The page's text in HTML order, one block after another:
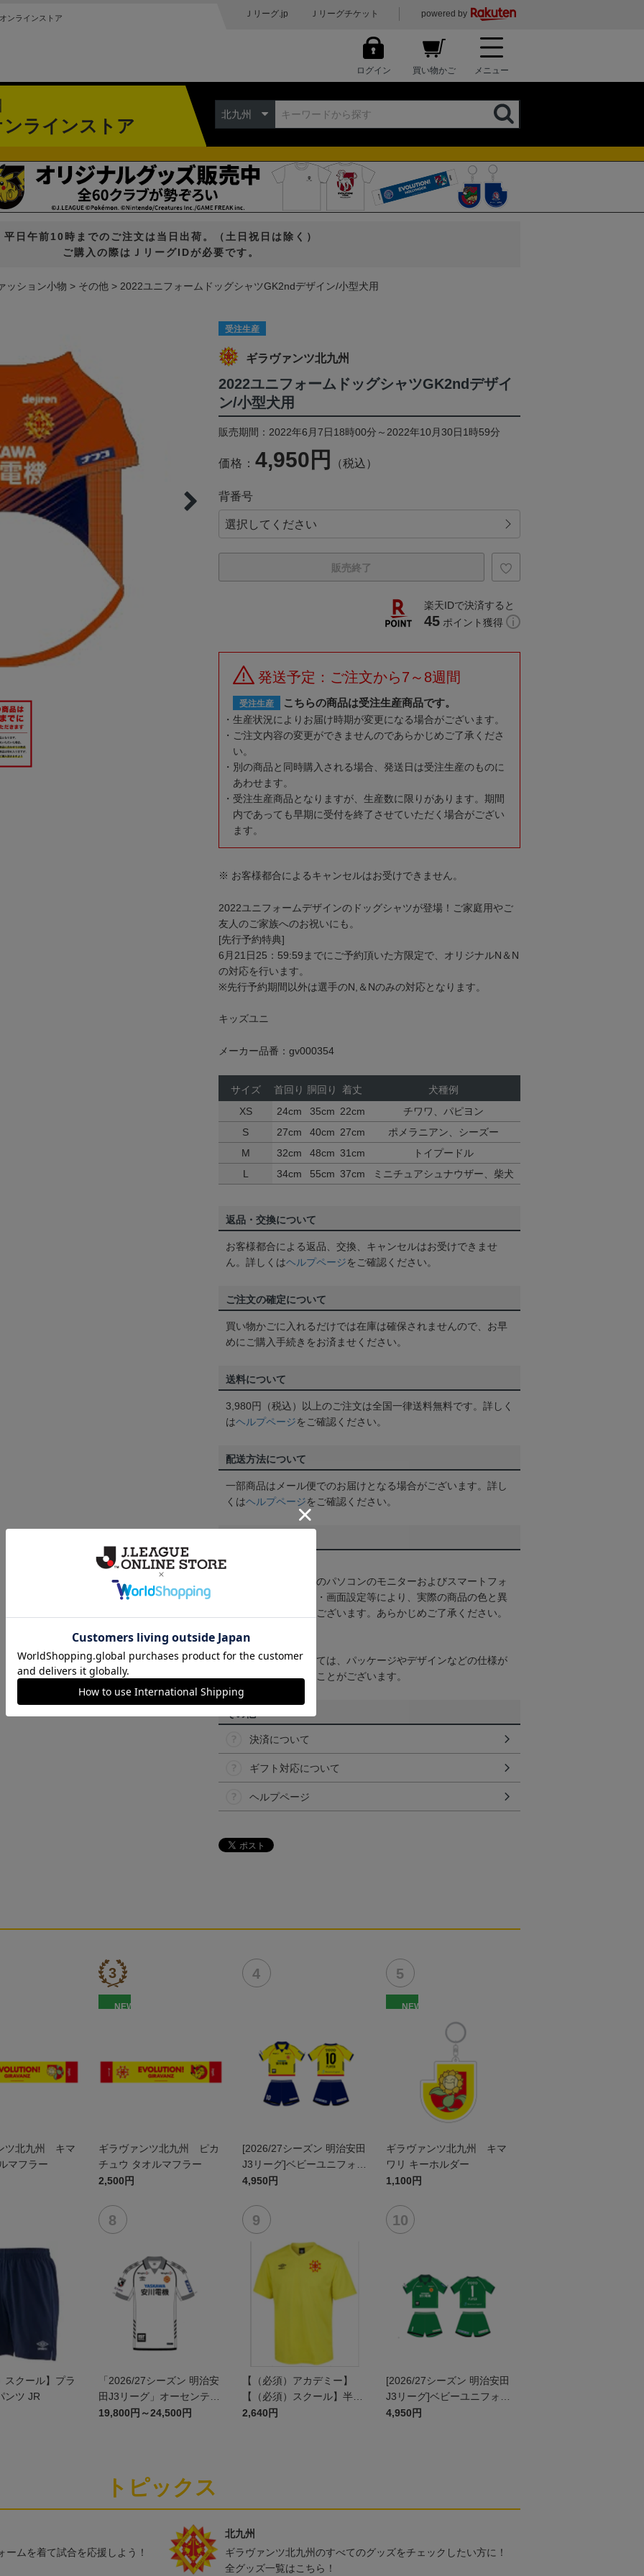
ンラインストア Ｊリーグ.jp Ｊリーグチケット powered by
ログイン 買い物かご メニュー
ラインストア
北九州
平日午前10時までのご注文は当日出荷。（土日祝日は除く）
ご購入の際はＪリーグIDが必要です。
ッション小物 その他 2022ユニフォームドッグシャツGK2ndデザイン/小型犬用
受注生産
ギラヴァンツ北九州
2022ユニフォームドッグシャツGK2ndデザイ
ン/小型犬用
販売期間：2022年6月7日18時00分～2022年10月30日1時59分
価格： 4,950円 （税込）
背番号
販売終了
楽天IDで決済すると
45 ポイント獲得
発送予定：ご注文から7～8週間
受注生産 こちらの商品は受注生産商品です。
生産状況によりお届け時期が変更になる場合がございます。
ご注文内容の変更ができませんのであらかじめご了承くださ
い。
別の商品と同時購入される場合、発送日は受注生産のものに
あわせます。
受注生産商品となりますが、生産数に限りがあります。期間
内であっても早期に受付を終了させていただく場合がござい
ます。
※ お客様都合によるキャンセルはお受けできません。
2022ユニフォームデザインのドッグシャツが登場！ご家庭用やご
友人のご家族へのお祝いにも。
[先行予約特典]
6月21日25：59:59までにご予約頂いた方限定で、オリジナルN＆N
の対応を行います。
※先行予約期間以外は選手のN,＆Nのみの対応となります。
キッズユニ
メーカー品番：gv000354
サイズ 首回り 胴回り 着丈
犬種例
XS
24cm 35cm 22cm
チワワ、パピヨン
S
27cm 40cm 27cm
ポメラニアン、シーズー
M
32cm 48cm 31cm
トイプードル
L
34cm 55cm 37cm ミニチュアシュナウザー、柴犬
返品・交換について
お客様都合による返品、交換、キャンセルはお受けできませ
ん。詳しくはヘルプページをご確認ください。
ご注文の確定について
買い物かごに入れるだけでは在庫は確保されませんので、お早
めにご購入手続きをお済ませください。
送料について
3,980円（税込）以上のご注文は全国一律送料無料です。詳しく
はヘルプページをご確認ください。
配送方法について
一部商品はメール便でのお届けとなる場合がございます。詳し
くはヘルプページをご確認ください。
【カラーについて】
商品画像は、お使いのパソコンのモニターおよびスマートフォ
ンのメーカー・機種・画面設定等により、実際の商品の色と異
なって見える場合がございます。あらかじめご了承ください。
【仕様について】
取り扱い商品によっては、パッケージやデザインなどの仕様が
予告なく変更になることがございます。
決済について
ギフト対応について
ヘルプページ
ツ北九州 キマ
マフラー
NEW
ギラヴァンツ北九州 ピカ
チュウ タオルマフラー
2,500円
[2026/27シーズン 明治安田
J3リーグ]ベビーユニフォー
ム上下セット(FP1stデザイ
4,950円
NEW
ギラヴァンツ北九州 キマ
ワリ キーホルダー
1,100円
スクール】プラ
ンツ JR
「2026/27シーズン 明治安
田J3リーグ」オーセンティ
ックユニフォームFP2nd
19,800円～24,500円
【（必須）アカデミー】
【（必須）スクール】半袖
プラクティスシャツ JR
2,640円
[2026/27シーズン 明治安田
J3リーグ]ベビーユニフォー
ム上下セット(GK1stデザイ
4,950円
トピックス
ムを着て試合を応援しよう！
北九州
ギラヴァンツ北九州のすべてのグッズをチェックしたい方に！
全グッズ一覧はこちら！